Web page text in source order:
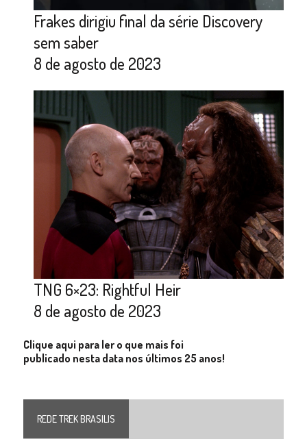
Frakes dirigiu final da série Discovery
sem saber
8 de agosto de 2023
TNG 6×23: Rightful Heir
8 de agosto de 2023
Clique aqui para ler o que mais foi
publicado nesta data nos últimos 25 anos!
REDE TREK BRASILIS